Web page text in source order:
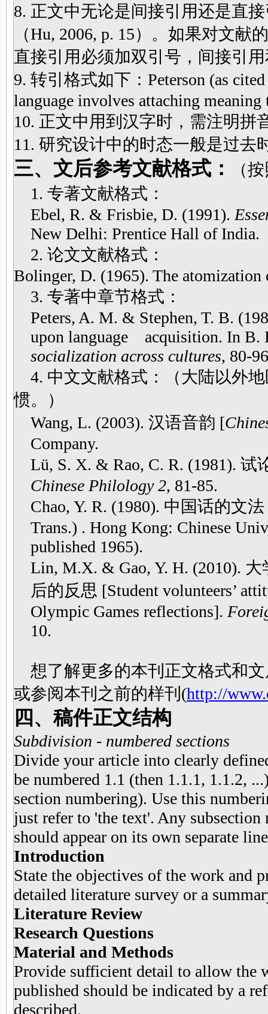
8. 正文中无论是间接引用还是直
（Hu, 2006, p. 15）。如果对文
直接引用必须加双引号，间接引
9. 转引格式如下：Peterson (as
language involves attaching
10. 正文中用到汉字时，需注明拼
11. 研究设计中的时态一般是过去
三、文后参考文献格式：
（
1. 专著文献格式：
Ebel, R. & Frisbie, D. (1991).
New Delhi: Prentice Hall of India.
2. 论文文献格式：
Bolinger, D. (1965). The
3. 专著中章节格式：
Peters, A. M. & Stephen, T. B.
upon language acquisition. In B.
socialization across cultures, 80-
4. 中文文献格式：（大陆以外
惯。）
Wang, L. (2003). 汉语音韵 [
Company.
Lü, S. X. & Rao, C. R. (1981).
Chinese Philology 2, 81-85.
Chao, Y. R. (1980). 中国话的文
Trans.) . Hong Kong: Chinese
published 1965).
Lin, M.X. & Gao, Y. H. (2010).
后的反思 [Student volunteers’
Olympic Games reflections].
10.
想了解更多的本刊正文格式和
或参阅本刊之前的样刊(http://
四、稿件正文结构
Subdivision - numbered sections
Divide your article into clearly
be numbered 1.1 (then 1.1.1, 1.1.2,
section numbering). Use this
just refer to 'the text'. Any
should appear on its own separate
Introduction
State the objectives of the work and
detailed literature survey or a
Literature Review
Research Questions
Material and Methods
Provide sufficient detail to allow the
published should be indicated by a
described.